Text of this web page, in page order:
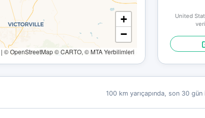
+
−
| © OpenStreetMap © CARTO, © MTA Yerbilimleri
United
100 km yarıçapında, son 30